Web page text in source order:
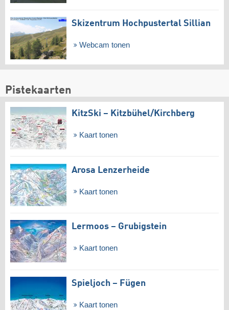
Skizentrum Hochpustertal Sillian
Webcam tonen
Pistekaarten
KitzSki – Kitzbühel/​Kirchberg
Kaart tonen
Arosa Lenzerheide
Kaart tonen
Lermoos – Grubigstein
Kaart tonen
Spieljoch – Fügen
Kaart tonen